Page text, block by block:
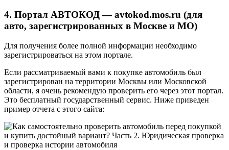
4. Портал АВТОКОД — avtokod.mos.ru (для
авто, зарегистрированных в Москве и МО)
Для получения более полной информации необходимо
зарегистрироваться на этом портале.
Если рассматриваемый вами к покупке автомобиль был
зарегистрирован на территории Москвы или Московской
области, я очень рекомендую проверить его через этот портал.
Это бесплатный государственный сервис. Ниже приведен
пример отчета с этого сайта: